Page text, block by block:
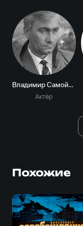
Владимир Самойлов
Актёр
Похожие